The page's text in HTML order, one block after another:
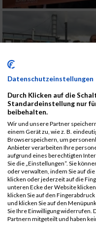
Datenschutzeinstellungen
Durch Klicken auf die
Standardeinstellung nur
beibehalten.
Wir und unsere Partner
einem Gerät zu, wie z. B.
Browserspeichern, um
Anbieter verarbeiten Ihre
aufgrund eines berechtigten
Sie die „Einstellungen“. Sie
oder verwalten, indem Sie auf
klicken oder jederzeit auf die
unteren Ecke der Website
klicken Sie auf den
und klicken Sie auf den
Sie Ihre Einwilligung widerrufen.
Partnern mitgeteilt und haben